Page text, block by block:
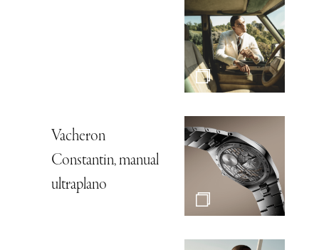
Vacheron
Constantin, manual
ultraplano